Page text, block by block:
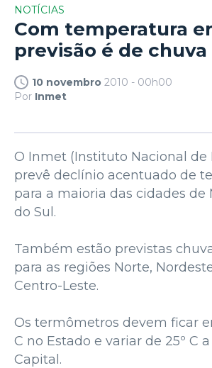
NOTÍCIAS
Com temperatura
previsão é de chuva
10 novembro 2010 - 00h00
Por Inmet
O Inmet (Instituto Nacional de
prevê declínio acentuado de
para a maioria das cidades de
do Sul.
Também estão previstas
para as regiões Norte,
Centro-Leste.
Os termômetros devem ficar
C no Estado e variar de 25º C a
Capital.